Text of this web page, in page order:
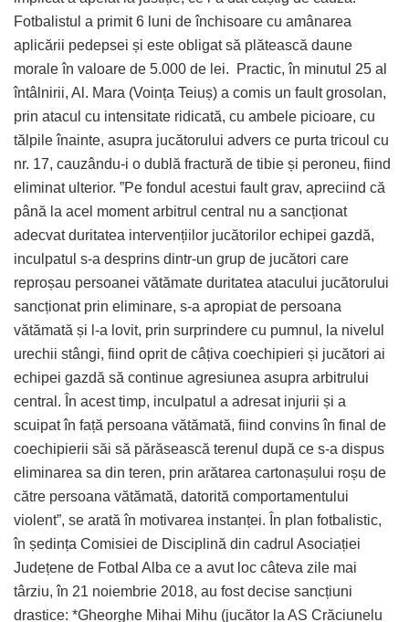
Fotbalistul a primit 6 luni de închisoare cu amânarea
aplicării pedepsei și este obligat să plătească daune
morale în valoare de 5.000 de lei. Practic, în minutul 25 al
întâlnirii, Al. Mara (Voința Teiuș) a comis un fault grosolan,
prin atacul cu intensitate ridicată, cu ambele picioare, cu
tălpile înainte, asupra jucătorului advers ce purta tricoul cu
nr. 17, cauzându-i o dublă fractură de tibie și peroneu, fiind
eliminat ulterior. ”Pe fondul acestui fault grav, apreciind că
până la acel moment arbitrul central nu a sancționat
adecvat duritatea intervențiilor jucătorilor echipei gazdă,
inculpatul s-a desprins dintr-un grup de jucători care
reproșau persoanei vătămate duritatea atacului jucătorului
sancționat prin eliminare, s-a apropiat de persoana
vătămată și l-a lovit, prin surprindere cu pumnul, la nivelul
urechii stângi, fiind oprit de câțiva coechipieri și jucători ai
echipei gazdă să continue agresiunea asupra arbitrului
central. În acest timp, inculpatul a adresat injurii și a
scuipat în față persoana vătămată, fiind convins în final de
coechipierii săi să părăsească terenul după ce s-a dispus
eliminarea sa din teren, prin arătarea cartonașului roșu de
către persoana vătămată, datorită comportamentului
violent”, se arată în motivarea instanței. În plan fotbalistic,
în ședința Comisiei de Disciplină din cadrul Asociației
Județene de Fotbal Alba ce a avut loc câteva zile mai
târziu, în 21 noiembrie 2018, au fost decise sancțiuni
drastice: *Gheorghe Mihai Mihu (jucător la AS Crăciunelu